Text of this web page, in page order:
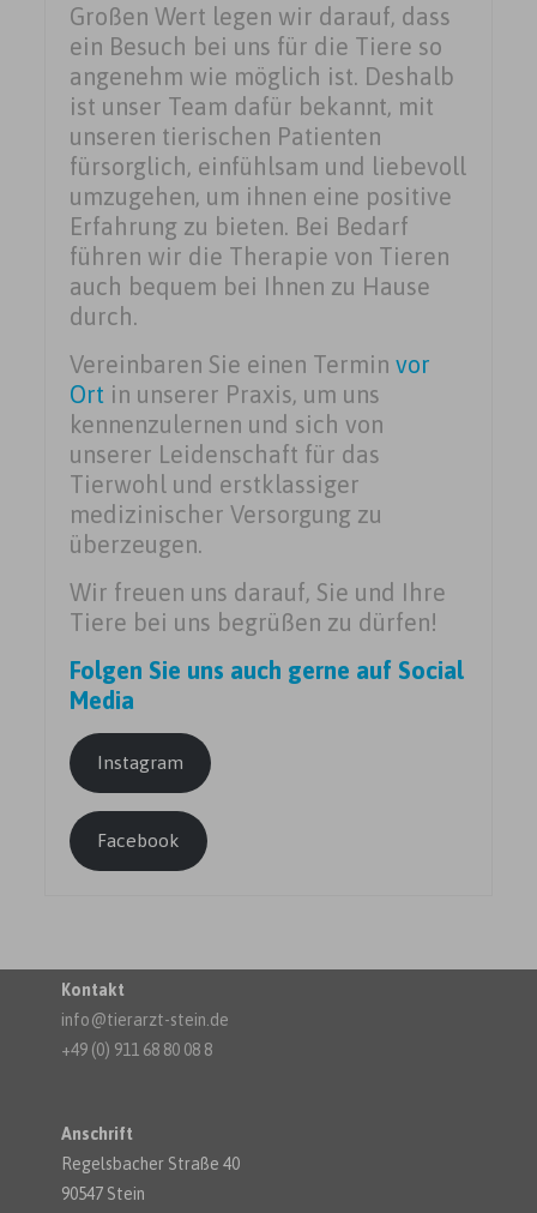
Großen Wert legen wir darauf, dass
ein Besuch bei uns für die Tiere so
angenehm wie möglich ist. Deshalb
ist unser Team dafür bekannt, mit
unseren tierischen Patienten
fürsorglich, einfühlsam und liebevoll
umzugehen, um ihnen eine positive
Erfahrung zu bieten. Bei Bedarf
führen wir die Therapie von Tieren
auch bequem bei Ihnen zu Hause
durch.
Vereinbaren Sie einen Terminvor
Ort in unserer Praxis, um uns
kennenzulernen und sich von
unserer Leidenschaft für das
Tierwohl und erstklassiger
medizinischer Versorgung zu
überzeugen.
Wir freuen uns darauf, Sie und Ihre
Tiere bei uns begrüßen zu dürfen!
Folgen Sie uns auch gerne auf Social
Media
Instagram
Facebook
Kontakt
info@tierarzt-stein.de
+49 (0) 911 68 80 08 8
Anschrift
Regelsbacher Straße 40
90547 Stein